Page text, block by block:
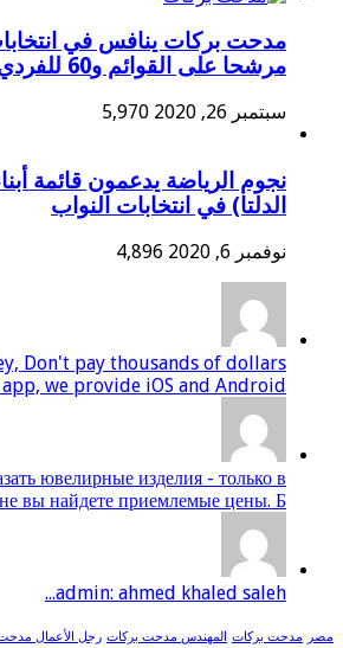
مرشحا على القوائم و60 للفردي
سبتمبر 26, 2020 5,970
نجوم الرياضة يدعمون قائمة
الدلتا) في انتخابات النواب
نوفمبر 6, 2020 4,896
Don't pay thousands of dollars
we provide iOS and Android...
ювелирные изделия - только в
вы найдете приемлемые цены. Б...
admin: ahmed khaled saleh...
مصر مدحت بركات المهندس مدحت بركات رجل الأعمال